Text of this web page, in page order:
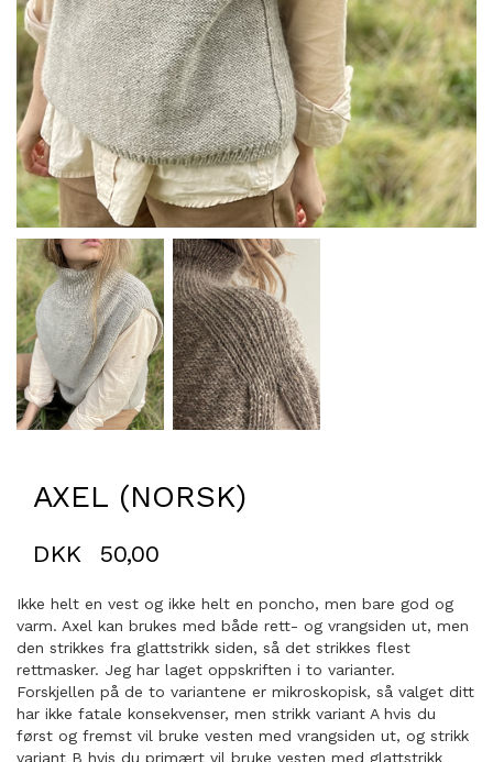
AXEL (NORSK)
DKK 50,00
Ikke helt en vest og ikke helt en poncho, men bare god og
varm. Axel kan brukes med både rett- og vrangsiden ut, men
den strikkes fra glattstrikk siden, så det strikkes flest
rettmasker. Jeg har laget oppskriften i to varianter.
Forskjellen på de to variantene er mikroskopisk, så valget ditt
har ikke fatale konsekvenser, men strikk variant A hvis du
først og fremst vil bruke vesten med vrangsiden ut, og strikk
variant B hvis du primært vil bruke vesten med glattstrikk